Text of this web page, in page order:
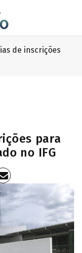
de inscrições
para
no IFG